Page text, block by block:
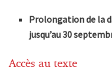
Prolongation de la
jusqu’au 30
Accès au texte